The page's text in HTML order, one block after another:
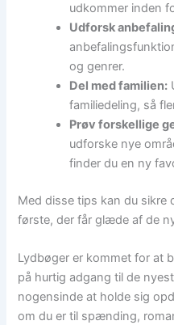
udkommer inden
Udforsk
og genrer.
Del med familien:
familiedeling, så
Prøv forskellige
udforske nye
finder du en ny
Med disse tips kan du sikre
første, der får glæde af de
Lydbøger er kommet for at
på hurtig adgang til de
nogensinde at holde sig
om du er til spænding,